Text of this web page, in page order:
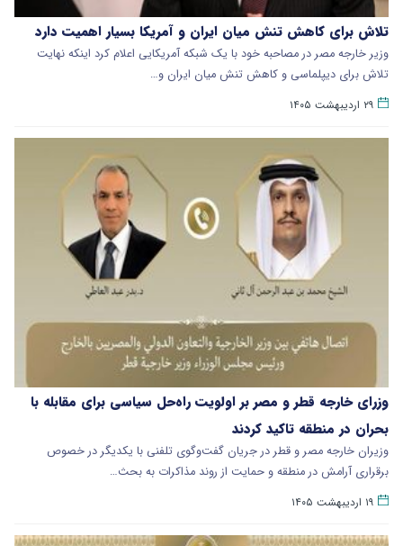
تلاش برای کاهش تنش میان ایران و آمریکا بسیار اهمیت دارد
وزیر خارجه مصر در مصاحبه خود با یک شبکه آمریکایی اعلام کرد اینکه نهایت
تلاش برای دیپلماسی و کاهش تنش میان ایران و…
۲۹ اردیبهشت ۱۴۰۵
وزرای خارجه قطر و مصر بر اولویت راه‌حل‌ سیاسی برای مقابله با
بحران در منطقه تاکید کردند
وزیران خارجه مصر و قطر در جریان گفت‌وگوی تلفنی با یکدیگر در خصوص
برقراری آرامش در منطقه و حمایت از روند مذاکرات به بحث…
۱۹ اردیبهشت ۱۴۰۵